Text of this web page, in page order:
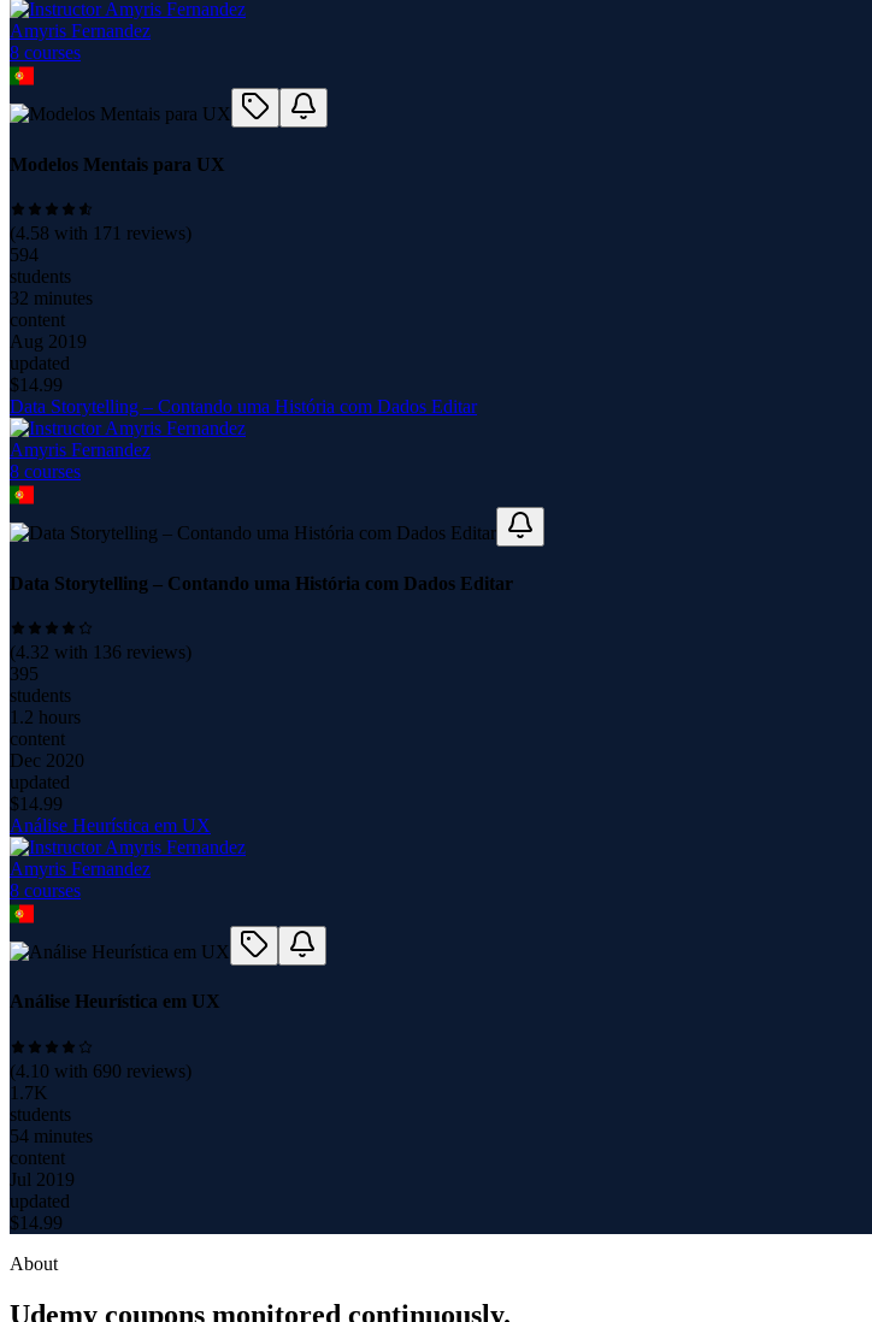
Amyris Fernandez
8 courses
Modelos Mentais para UX
(4.58 with 171 reviews)
594
students
32 minutes
content
Aug 2019
updated
$14.99
Data Storytelling – Contando uma História com Dados Editar
Amyris Fernandez
8 courses
Data Storytelling – Contando uma História com Dados Editar
(4.32 with 136 reviews)
395
students
1.2 hours
content
Dec 2020
updated
$14.99
Análise Heurística em UX
Amyris Fernandez
8 courses
Análise Heurística em UX
(4.10 with 690 reviews)
1.7K
students
54 minutes
content
Jul 2019
updated
$14.99
About
Udemy coupons monitored continuously.